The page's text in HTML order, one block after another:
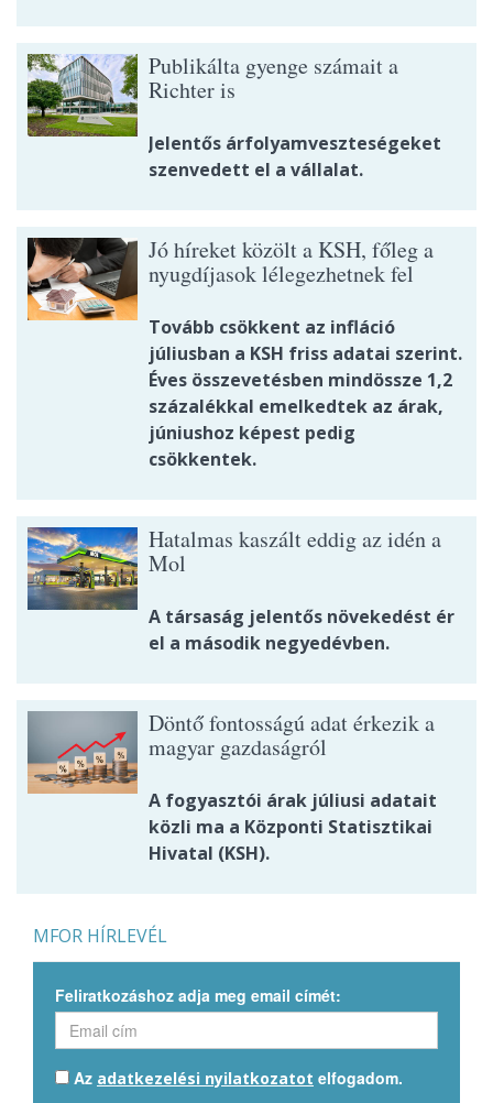
Publikálta gyenge számait a
Richter is
Jelentős árfolyamveszteségeket
szenvedett el a vállalat.
Jó híreket közölt a KSH, főleg a
nyugdíjasok lélegezhetnek fel
Tovább csökkent az infláció
júliusban a KSH friss adatai szerint.
Éves összevetésben mindössze 1,2
százalékkal emelkedtek az árak,
júniushoz képest pedig
csökkentek.
Hatalmas kaszált eddig az idén a
Mol
A társaság jelentős növekedést ér
el a második negyedévben.
Döntő fontosságú adat érkezik a
magyar gazdaságról
A fogyasztói árak júliusi adatait
közli ma a Központi Statisztikai
Hivatal (KSH).
MFOR HÍRLEVÉL
Feliratkozáshoz adja meg email címét:
Az adatkezelési nyilatkozatot elfogadom.